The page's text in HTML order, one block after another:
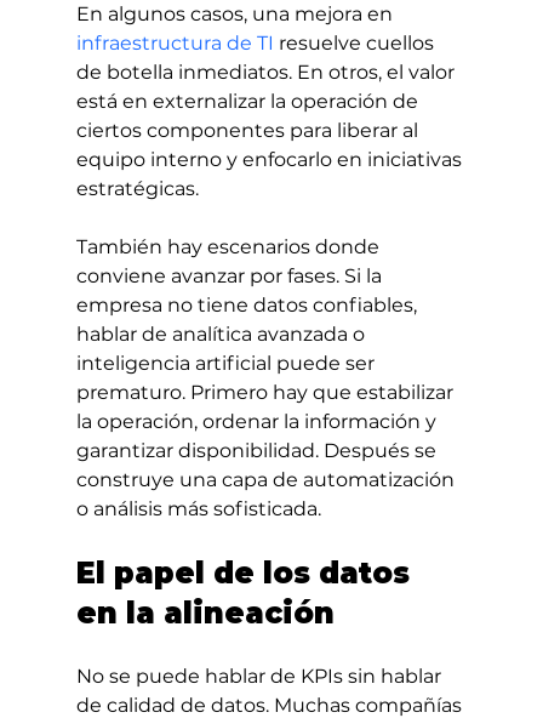
En algunos casos, una mejora en
infraestructura de TI resuelve cuellos
de botella inmediatos. En otros, el valor
está en externalizar la operación de
ciertos componentes para liberar al
equipo interno y enfocarlo en iniciativas
estratégicas.
También hay escenarios donde
conviene avanzar por fases. Si la
empresa no tiene datos confiables,
hablar de analítica avanzada o
inteligencia artificial puede ser
prematuro. Primero hay que estabilizar
la operación, ordenar la información y
garantizar disponibilidad. Después se
construye una capa de automatización
o análisis más sofisticada.
El papel de los datos
en la alineación
No se puede hablar de KPIs sin hablar
de calidad de datos. Muchas compañías